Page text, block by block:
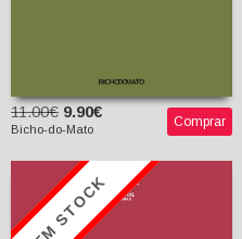
11.00€ 9.90€
Bicho-do-Mato Comprar
SEM STOCK
Da República e das